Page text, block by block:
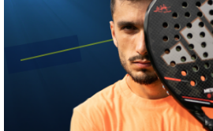
usas para enseñar.
Lo que viene incluido
Base oscilatoria · Control remoto ·
Cargador de teléfono · Ruedas y
¿Quieres verla funcionando antes de